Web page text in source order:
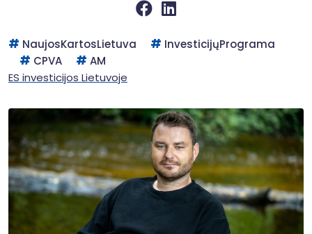
NaujosKartosLietuva
InvesticijųPrograma
CPVA
AM
ES investicijos Lietuvoje